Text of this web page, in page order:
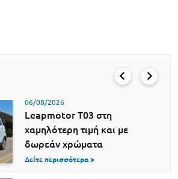
06/08/2026
Leapmotor T03 στη
χαμηλότερη τιμή και με
δωρεάν χρώματα
Δείτε περισσότερα >